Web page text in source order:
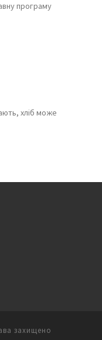
програму
хліб може
захищено